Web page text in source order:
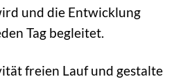
und die Entwicklung
Tag begleitet.
freien Lauf und gestalte